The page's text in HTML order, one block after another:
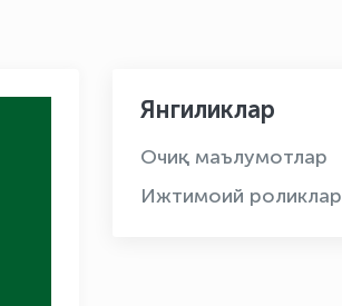
Янгиликлар
Очиқ маълумотлар
Ижтимоий роликлар